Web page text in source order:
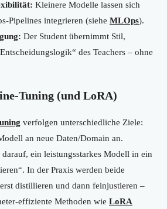
Kleinere Modelle lassen sich
Pipelines integrieren (siehe MLOps).
Der Student übernimmt Stil,
des Teachers – ohne
Tuning (und LoRA)
verfolgen unterschiedliche Ziele:
an neue Daten/Domain an.
ein leistungsstarkes Modell in ein
In der Praxis werden beide
distillieren und dann feinjustieren –
effiziente Methoden wie LoRA